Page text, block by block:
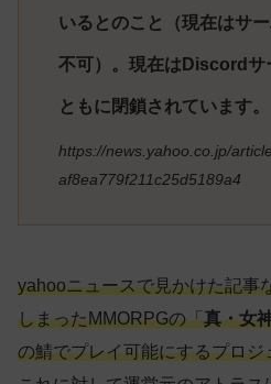
いるとのこと（現在はサ
不可）。現在はDiscordサ
ともに閉鎖されています。
https://news.yahoo.co.jp/
af8ea779f211c25d5189a4
yahooニュースで見かけた記事
しまったMMORPGの「真・女
の鯖でプレイ可能にするプロ